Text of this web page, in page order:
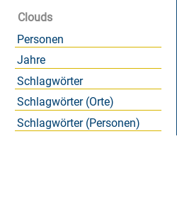
Clouds
Personen
Jahre
Schlagwörter
Schlagwörter (Orte)
Schlagwörter (Personen)